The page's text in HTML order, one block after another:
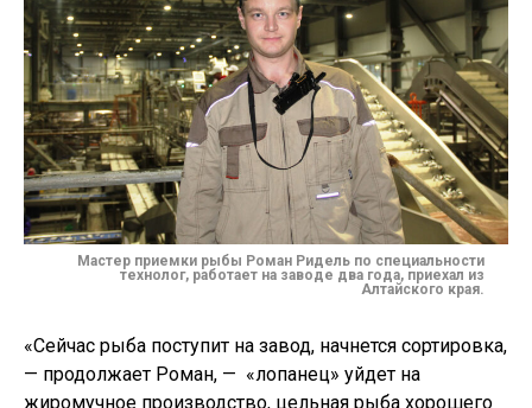
Мастер приемки рыбы Роман Ридель по специальности
технолог, работает на заводе два года, приехал из
Алтайского края.
«Сейчас рыба поступит на завод, начнется сортировка,
— продолжает Роман, — «лопанец» уйдет на
жиромучное производство, цельная рыба хорошего